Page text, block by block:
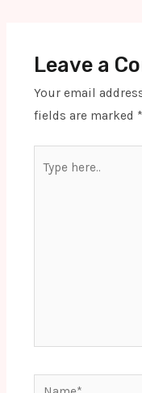
Leave a
Your email
fields are marked *
here..
Name*